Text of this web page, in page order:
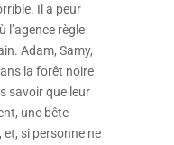
Il a peur
l’agence règle
Adam, Samy,
la forêt noire
savoir que leur
une bête
si personne ne